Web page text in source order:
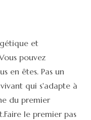
et
pouvez
en êtes. Pas un
qui s'adapte à
du premier
le premier pas